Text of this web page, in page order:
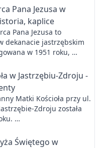
Pana Jezusa w
kaplice
Pana Jezusa to
dekanacie jastrzębskim
w 1951 roku, …
w Jastrzębiu-Zdroju -
Matki Kościoła przy ul.
Zdroju została
…
Świętego w